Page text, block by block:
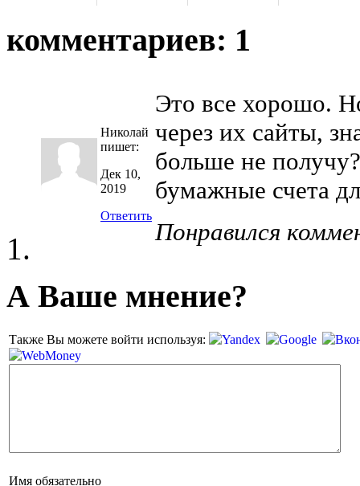
комментариев: 1
Николай
пишет:
Дек 10,
2019
Ответить
Это все хорошо.
через их сайты,
больше не
бумажные счета
Понравился
А Ваше мнение?
Также Вы можете войти используя:
Имя обязательно